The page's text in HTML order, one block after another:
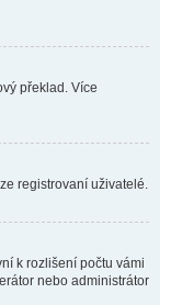
překlad. Více
registrovaní uživatelé.
k rozlišení počtu vámi
nebo administrátor